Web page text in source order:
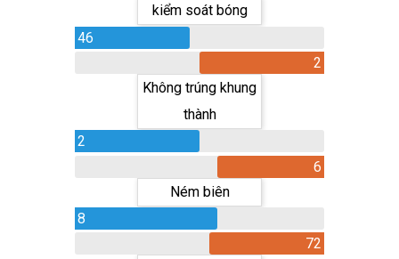
kiểm soát bóng
46
2
Không trúng khung
thành
2
6
Ném biên
8
72